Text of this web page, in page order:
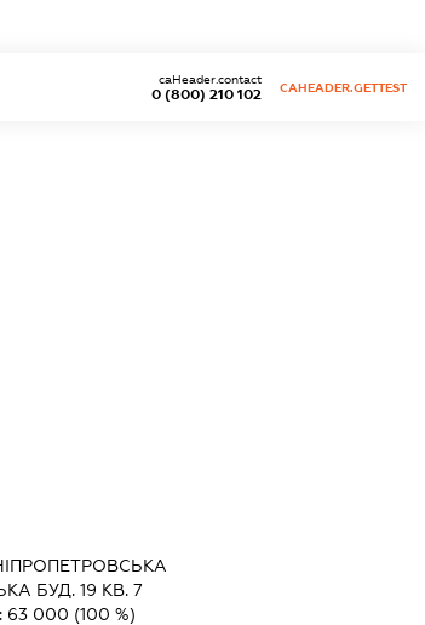
0 (800) 210 102
caHeader.contact
CAHEADER.GETTEST
БУД. 19 КВ. 7
63 000 (100 %)